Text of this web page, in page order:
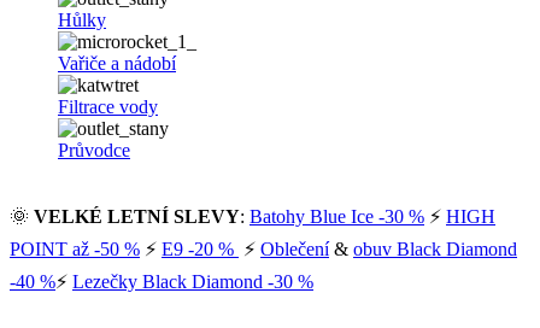
Hůlky
Vařiče a nádobí
Filtrace vody
Průvodce
🌞 VELKÉ LETNÍ SLEVY: Batohy Blue Ice -30 % ⚡ HIGH
POINT až -50 % ⚡ E9 -20 % ⚡ Oblečení& obuv Black Diamond
-40 %⚡ Lezečky Black Diamond -30 %